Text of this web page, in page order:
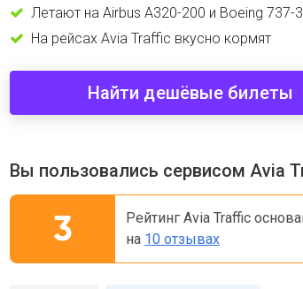
Летают на Airbus A320-200 и Boeing 737-
На рейсах Avia Traffic вкусно кормят
Найти дешёвые билеты
Вы пользовались сервисом Avia
3
Рейтинг Avia Traffic
на 10 отзывах